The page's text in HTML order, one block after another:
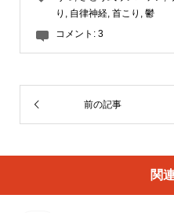
り
自律神経 首こり
鬱
コメント: 3
前の記事
関